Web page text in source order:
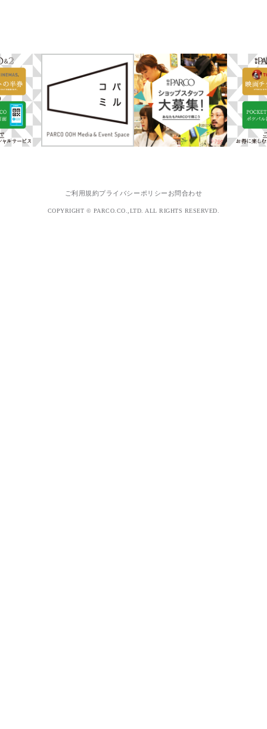
ご利用規約プライバシーポリシー お問合わせ
COPYRIGHT © PARCO.CO.,LTD. ALL RIGHTS RESERVED.